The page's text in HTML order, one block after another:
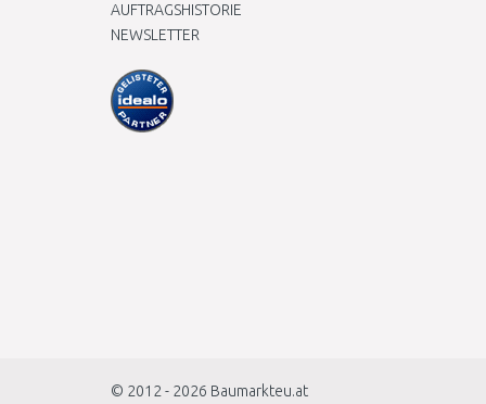
AUFTRAGSHISTORIE
NEWSLETTER
© 2012 - 2026 Baumarkteu.at